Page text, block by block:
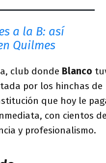
a la B: así
Quilmes
club donde Blanco
por los hinchas de
que hoy le
con cientos de
y profesionalismo.